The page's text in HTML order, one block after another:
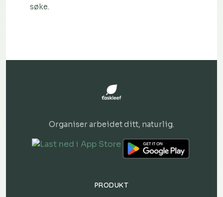
søke.
Organiser arbeidet ditt, naturlig.
PRODUKT